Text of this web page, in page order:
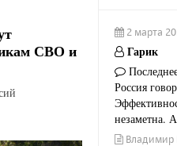
СВО и
2 марта
Гарик
Россия
незаметна.
Владимир